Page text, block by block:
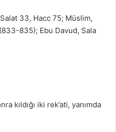
33, Hacc 75; Müslim,
835); Ebu Davud, Sala
kıldığı iki rek’ati, yanımda